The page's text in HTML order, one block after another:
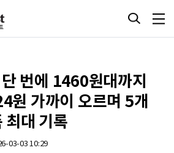
번에 1460원대까지
원 가까이 오르며 5개
최대 기록
03-03 10:29